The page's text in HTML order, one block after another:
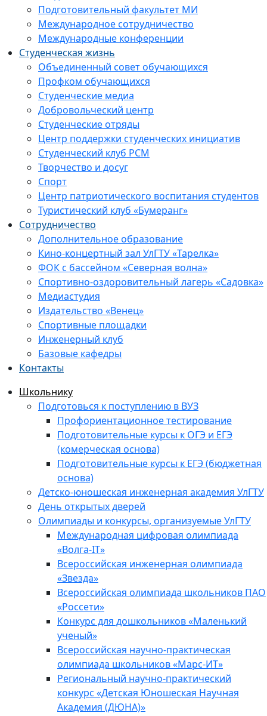
Подготовительный факультет МИ
Международное сотрудничество
Международные конференции
Студенческая жизнь
Объединенный совет обучающихся
Профком обучающихся
Студенческие медиа
Добровольческий центр
Студенческие отряды
Центр поддержки студенческих инициатив
Студенческий клуб РСМ
Творчество и досуг
Спорт
Центр патриотического воспитания студентов
Туристический клуб «Бумеранг»
Сотрудничество
Дополнительное образование
Кино-концертный зал УлГТУ «Тарелка»
ФОК с бассейном «Северная волна»
Спортивно-оздоровительный лагерь «Садовка»
Медиастудия
Издательство «Венец»
Спортивные площадки
Инженерный клуб
Базовые кафедры
Контакты
Школьнику
Подготовься к поступлению в ВУЗ
Профориентационное тестирование
Подготовительные курсы к ОГЭ и ЕГЭ
(комерческая основа)
Подготовительные курсы к ЕГЭ (бюджетная
основа)
Детско-юношеская инженерная академия УлГТУ
День открытых дверей
Олимпиады и конкурсы, организуемые УлГТУ
Международная цифровая олимпиада
«Волга-IT»
Всероссийская инженерная олимпиада
«Звезда»
Всероссийская олимпиада школьников ПАО
«Россети»
Конкурс для дошкольников «Маленький
ученый»
Всероссийская научно-практическая
олимпиада школьников «Марс-ИТ»
Региональный научно-практический
конкурс «Детская Юношеская Научная
Академия (ДЮНА)»